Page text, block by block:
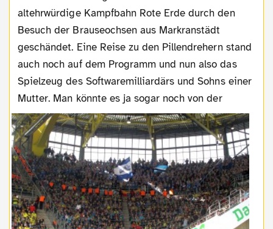
altehrwürdige Kampfbahn Rote Erde durch den
Besuch der Brauseochsen aus Markranstädt
geschändet. Eine Reise zu den Pillendrehern stand
auch noch auf dem Programm und nun also das
Spielzeug des Softwaremilliardärs und Sohns einer
Mutter. Man könnte es ja sogar noch von der